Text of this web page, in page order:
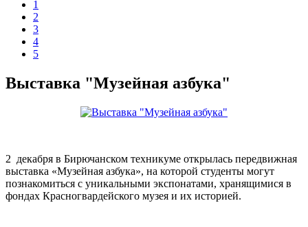
1
2
3
4
5
Выставка "Музейная азбука"
2 декабря в Бирючанском техникуме открылась передвижная
выставка «Музейная азбука», на которой студенты могут
познакомиться с уникальными экспонатами, хранящимися в
фондах Красногвардейского музея и их историей.